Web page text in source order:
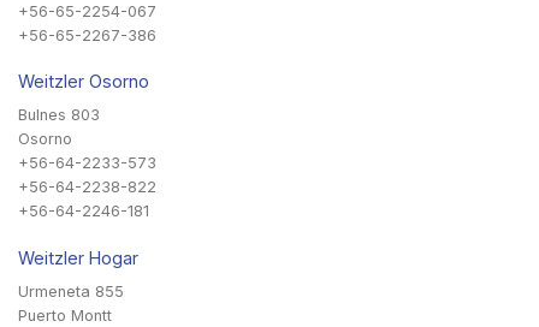
+56-65-2254-067
+56-65-2267-386
Weitzler Osorno
Bulnes 803
Osorno
+56-64-2233-573
+56-64-2238-822
+56-64-2246-181
Weitzler Hogar
Urmeneta 855
Puerto Montt